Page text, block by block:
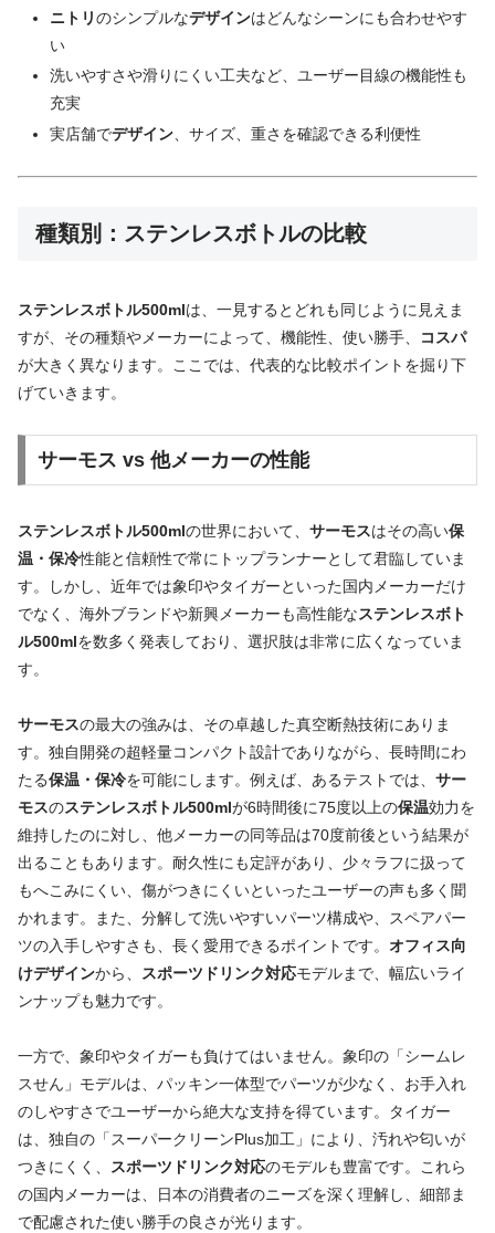
ニトリのシンプルなデザインはどんなシーンにも合わせやす
い
洗いやすさや滑りにくい工夫など、ユーザー目線の機能性も
充実
実店舗でデザイン、サイズ、重さを確認できる利便性
種類別：ステンレスボトルの比較
ステンレスボトル500mlは、一見するとどれも同じように見えま
すが、その種類やメーカーによって、機能性、使い勝手、
コスパ
が大きく異なります。ここでは、代表的な比較ポイントを掘り下
げていきます。
サーモス vs 他メーカーの性能
ステンレスボトル500mlの世界において、 サーモスはその高い保
温・保冷性能と信頼性で常にトップランナーとして君臨していま
す。しかし、近年では象印やタイガーといった国内メーカーだけ
でなく、海外ブランドや新興メーカーも高性能なステンレスボト
ル500mlを数多く発表しており、選択肢は非常に広くなっていま
す。
サーモスの最大の強みは、その卓越した真空断熱技術にありま
す。独自開発の超軽量コンパクト設計でありながら、長時間にわ
たる保温・保冷を可能にします。例えば、あるテストでは、 サー
モスのステンレスボトル500mlが6時間後に75度以上の保温効力を
維持したのに対し、他メーカーの同等品は70度前後という結果が
出ることもあります。耐久性にも定評があり、少々ラフに扱って
もへこみにくい、傷がつきにくいといったユーザーの声も多く聞
かれます。また、分解して洗いやすいパーツ構成や、スペアパー
ツの入手しやすさも、長く愛用できるポイントです。 オフィス向
けデザインから、 スポーツドリンク対応モデルまで、幅広いライ
ンナップも魅力です。
一方で、象印やタイガーも負けてはいません。象印の「シームレ
スせん」モデルは、パッキン一体型でパーツが少なく、お手入れ
のしやすさでユーザーから絶大な支持を得ています。タイガー
は、独自の「スーパークリーンPlus加工」により、汚れや匂いが
つきにくく、 スポーツドリンク対応のモデルも豊富です。これら
の国内メーカーは、日本の消費者のニーズを深く理解し、細部ま
で配慮された使い勝手の良さが光ります。